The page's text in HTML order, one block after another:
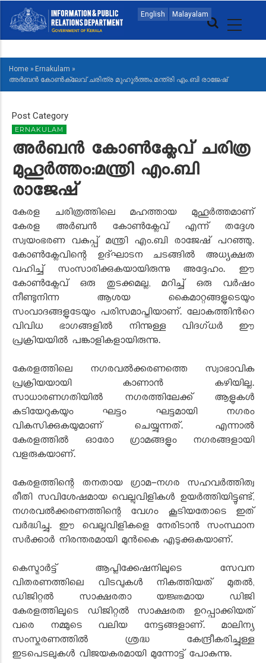
main
English Malayalam
MAIN
NAVIGATION
MALAYALAM
BREADCRUMB
Home » Ernakulam »
അർബൻ കോൺക്ലേവ് ചരിത്ര മുഹൂർത്തം:മന്ത്രി എം.ബി രാജേഷ്
Post Category
ERNAKULAM
അർബൻ കോൺക്ലേവ് ചരിത്ര
മുഹൂർത്തം:മന്ത്രി എം.ബി
രാജേഷ്
കേരള ചരിത്രത്തിലെ മഹത്തായ മുഹൂർത്തമാണ്
കേരള അർബൻ കോൺക്ലേവ് എന്ന് തദ്ദേശ
സ്വയംഭരണ വകുപ്പ് മന്ത്രി എം.ബി രാജേഷ് പറഞ്ഞു.
കോൺക്ലേവിന്റെ ഉദ്ഘാടന ചടങ്ങിൽ അധ്യക്ഷത
വഹിച്ച് സംസാരിക്കുകയായിരുന്നു അദ്ദേഹം. ഈ
കോൺക്ലേവ് ഒരു തുടക്കമല്ല, മറിച്ച് ഒരു വർഷം
നീണ്ടുനിന്ന ആശയ കൈമാറ്റങ്ങളുടെയും
സംവാദങ്ങളുടേയും പരിസമാപ്തിയാണ്. ലോകത്തിൻറെ
വിവിധ ഭാഗങ്ങളിൽ നിന്നുള്ള വിദഗ്ധർ ഈ
പ്രക്രിയയിൽ പങ്കാളികളായിരുന്നു.
കേരളത്തിലെ നഗരവൽക്കരണത്തെ സ്വാഭാവിക
പ്രക്രിയയായി കാണാൻ കഴിയില്ല.
സാധാരണഗതിയിൽ നഗരത്തിലേക്ക് ആളുകൾ
കുടിയേറുകയും ഘട്ടം ഘട്ടമായി നഗരം
വികസിക്കുകയുമാണ് ചെയ്യുന്നത്. എന്നാൽ
കേരളത്തിൽ ഓരോ ഗ്രാമങ്ങളും നഗരങ്ങളായി
വളരുകയാണ്.
കേരളത്തിന്റെ തനതായ ഗ്രാമ-നഗര സഹവർത്തിത്വ
രീതി സവിശേഷമായ വെല്ലുവിളികൾ ഉയർത്തിയിട്ടുണ്ട്,
നഗരവൽക്കരണത്തിന്റെ വേഗം കൂടിയതോടെ ഇത്
വർദ്ധിച്ചു. ഈ വെല്ലുവിളികളെ നേരിടാൻ സംസ്ഥാന
സർക്കാർ നിരന്തരമായി മുൻകൈ എടുക്കുകയാണ്.
കെസ്മാർട്ട് ആപ്ലിക്കേഷനിലൂടെ സേവന
വിതരണത്തിലെ വിടവുകൾ നികത്തിയത് മുതൽ,
ഡിജിറ്റൽ സാക്ഷരതാ യജ്ഞമായ ഡിജി
കേരളത്തിലൂടെ ഡിജിറ്റൽ സാക്ഷരത ഉറപ്പാക്കിയത്
വരെ നമ്മുടെ വലിയ നേട്ടങ്ങളാണ്. മാലിന്യ
സംസ്കരണത്തിൽ ശ്രദ്ധ കേന്ദ്രീകരിച്ചുള്ള
ഇടപെടലുകൾ വിജയകരമായി മുന്നോട്ട് പോകുന്നു.